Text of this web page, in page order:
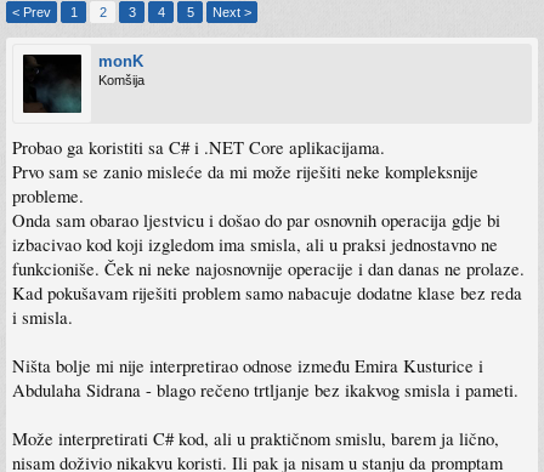
< Prev 1 2 3 4 5 Next >
monK
Komšija
Probao ga koristiti sa C# i .NET Core aplikacijama.
Prvo sam se zanio misleće da mi može riješiti neke kompleksnije
probleme.
Onda sam obarao ljestvicu i došao do par osnovnih operacija gdje bi
izbacivao kod koji izgledom ima smisla, ali u praksi jednostavno ne
funkcioniše. Ček ni neke najosnovnije operacije i dan danas ne prolaze.
Kad pokušavam riješiti problem samo nabacuje dodatne klase bez reda
i smisla.
Ništa bolje mi nije interpretirao odnose između Emira Kusturice i
Abdulaha Sidrana - blago rečeno trtljanje bez ikakvog smisla i pameti.
Može interpretirati C# kod, ali u praktičnom smislu, barem ja lično,
nisam doživio nikakvu koristi. Ili pak ja nisam u stanju da promptam